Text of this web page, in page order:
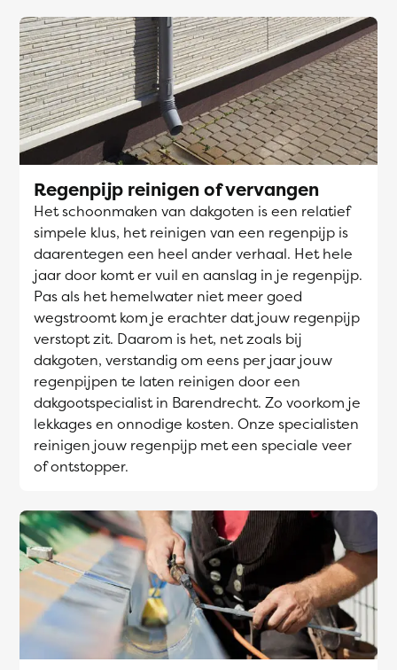
Regenpijp reinigen of vervangen
Het schoonmaken van dakgoten is een relatief
simpele klus, het reinigen van een regenpijp is
daarentegen een heel ander verhaal. Het hele
jaar door komt er vuil en aanslag in je regenpijp.
Pas als het hemelwater niet meer goed
wegstroomt kom je erachter dat jouw regenpijp
verstopt zit. Daarom is het, net zoals bij
dakgoten, verstandig om eens per jaar jouw
regenpijpen te laten reinigen door een
dakgootspecialist in Barendrecht. Zo voorkom je
lekkages en onnodige kosten. Onze specialisten
reinigen jouw regenpijp met een speciale veer
of ontstopper.